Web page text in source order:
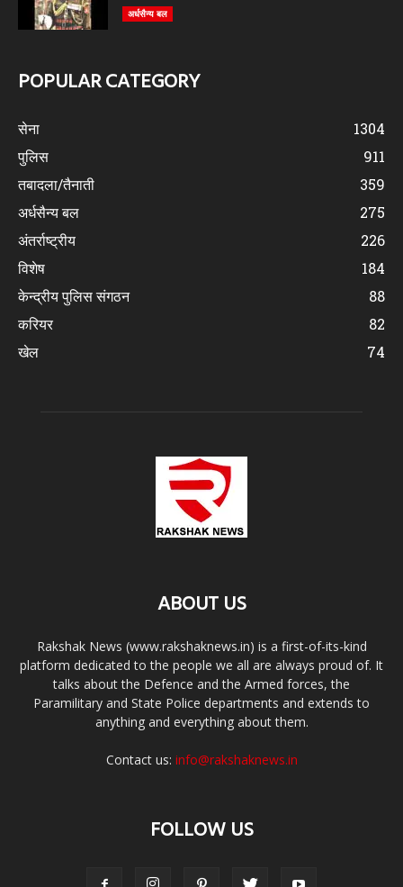
अर्धसैन्य बल
POPULAR CATEGORY
सेना
1304
पुलिस
911
तबादला/तैनाती
359
अर्धसैन्य बल
275
अंतर्राष्ट्रीय
226
विशेष
184
केन्द्रीय पुलिस संगठन
88
करियर
82
खेल
74
ABOUT US
Rakshak News (www.rakshaknews.in) is a first-of-its-kind
platform dedicated to the people we all are always proud of. It
talks about the Defence and the Armed forces, the
Paramilitary and State Police departments and extends to
anything and everything about them.
Contact us: info@rakshaknews.in
FOLLOW US